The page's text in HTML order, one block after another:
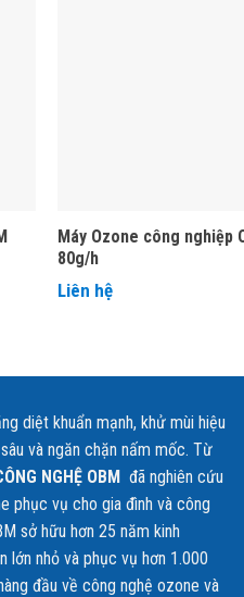
Máy Ozone công nghiệp
80g/h
Liên hệ
diệt khuẩn mạnh, khử mùi hiệu
và ngăn chặn nấm mốc. Từ
NGHỆ OBM đã nghiên cứu
phục vụ cho gia đình và công
sở hữu hơn 25 năm kinh
lớn nhỏ và phục vụ hơn 1.000
đầu về công nghệ ozone và